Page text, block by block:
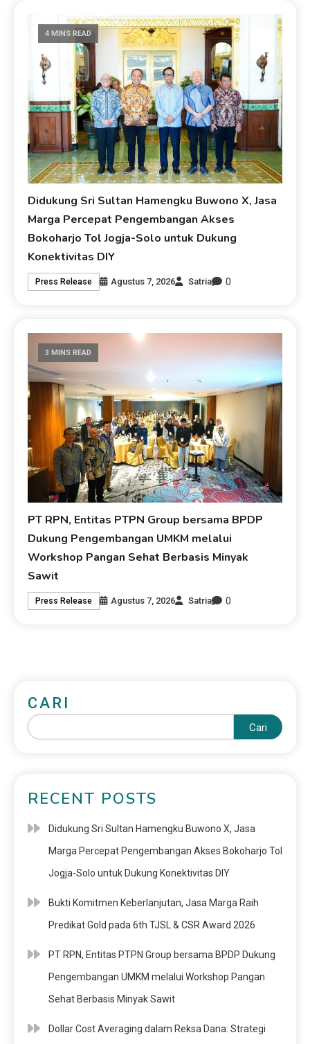
4 MINS READ
Didukung Sri Sultan Hamengku Buwono X, Jasa
Marga Percepat Pengembangan Akses
Bokoharjo Tol Jogja-Solo untuk Dukung
Konektivitas DIY
Press Release Agustus 7, 2026 Satria 0
3 MINS READ
PT RPN, Entitas PTPN Group bersama BPDP
Dukung Pengembangan UMKM melalui
Workshop Pangan Sehat Berbasis Minyak
Sawit
Press Release Agustus 7, 2026 Satria 0
CARI
Cari
RECENT POSTS
Didukung Sri Sultan Hamengku Buwono X, Jasa
Marga Percepat Pengembangan Akses Bokoharjo Tol
Jogja-Solo untuk Dukung Konektivitas DIY
Bukti Komitmen Keberlanjutan, Jasa Marga Raih
Predikat Gold pada 6th TJSL & CSR Award 2026
PT RPN, Entitas PTPN Group bersama BPDP Dukung
Pengembangan UMKM melalui Workshop Pangan
Sehat Berbasis Minyak Sawit
Dollar Cost Averaging dalam Reksa Dana: Strategi